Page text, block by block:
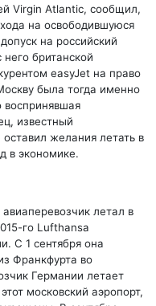
Virgin Atlantic, сообщил,
на освободившуюся
на российский
британской
easyJet на право
была тогда именно
воспринявшая
известный
желания летать в
в экономике.
летал в
го Lufthansa
С 1 сентября она
Франкфурта во
Германии летает
московский аэропорт,